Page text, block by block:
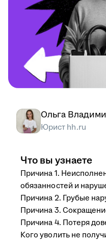
Ольга
Юрист hh.ru
Что вы узнаете
Причина 1.
обязанностей и
Причина 2. Грубые
Причина 3.
Причина 4. Потеря
Кого уволить не